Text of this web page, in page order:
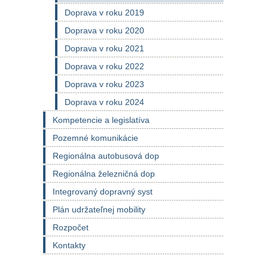
Doprava v roku 2019
Doprava v roku 2020
Doprava v roku 2021
Doprava v roku 2022
Doprava v roku 2023
Doprava v roku 2024
Kompetencie a legislatíva
Pozemné komunikácie
Regionálna autobusová dop
Regionálna železničná dop
Integrovaný dopravný syst
Plán udržateľnej mobility
Rozpočet
Kontakty